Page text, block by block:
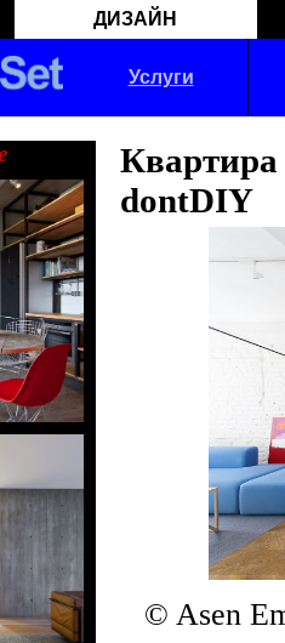
ДИЗАЙН
Услуги
dontDIY
© Asen